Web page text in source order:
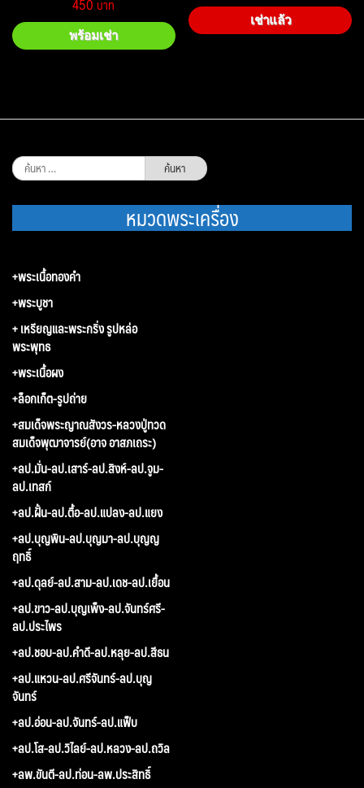
พร้อมเช่า
เช่าแล้ว
ค้นหา
สำหรับ:
หมวดพระเครื่อง
+พระเนื้อทองคำ
+พระบูชา
+ เหรียญและพระกริ่ง รูปหล่อ
พระพุทธ
+พระเนื้อผง
+ล็อกเก็ต-รูปถ่าย
+สมเด็จพระญาณสังวร-หลวงปู่ทวด
สมเด็จพุฒาจารย์(อาจ อาสภเถระ)
+ลป.มั่น-ลป.เสาร์-ลป.สิงห์-ลป.จูม-
ลป.เทสก์
+ลป.ฝั้น-ลป.ตื้อ-ลป.แปลง-ลป.แยง
+ลป.บุญพิน-ลป.บุญมา-ลป.บุญญ
ฤทธิ์
+ลป.ดุลย์-ลป.สาม-ลป.เดช-ลป.เยื้อน
+ลป.ขาว-ลป.บุญเพ็ง-ลป.จันทร์ศรี-
ลป.ประไพร
+ลป.ชอบ-ลป.คำดี-ลป.หลุย-ลป.สีธน
+ลป.แหวน-ลป.ศรีจันทร์-ลป.บุญ
จันทร์
+ลป.อ่อน-ลป.จันทร์-ลป.แฟ็บ
+ลป.โส-ลป.วิไลย์-ลป.หลวง-ลป.ถวิล
+ลพ.ขันตี-ลป.ท่อน-ลพ.ประสิทธิ์